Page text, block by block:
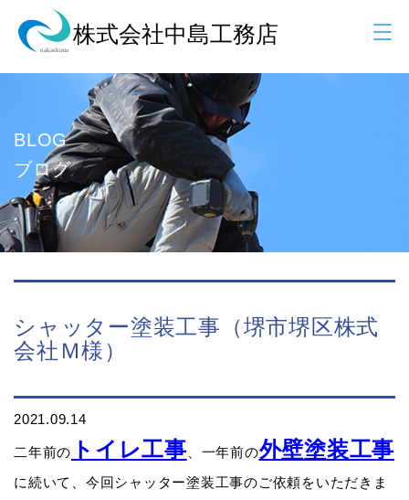
BLOG
ブログ
シャッター塗装工事（堺市堺区株式
会社Ｍ様）
2021.09.14
二年前の トイレ工事 、一年前の外壁塗装工事
に続いて、今回シャッター塗装工事のご依頼をいただきま